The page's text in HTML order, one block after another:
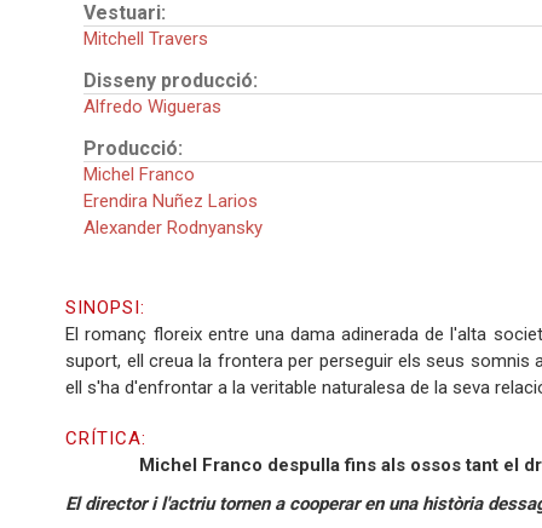
Vestuari:
Mitchell Travers
Disseny producció:
Alfredo Wigueras
Producció:
Michel Franco
Erendira Nuñez Larios
Alexander Rodnyansky
SINOPSI:
El romanç floreix entre una dama adinerada de l'alta
suport, ell creua la frontera per perseguir els seus somnis
ell s'ha d'enfrontar a la veritable naturalesa de la seva
CRÍTICA:
Michel Franco despulla fins als ossos tant el
El director i l'actriu tornen a cooperar en una història